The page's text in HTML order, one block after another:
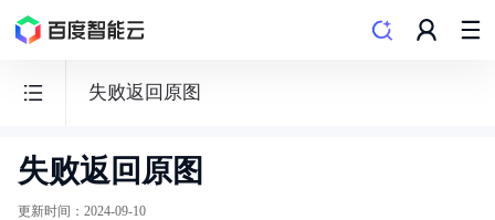
失败返回原图
BOS
对
失败返回原图
更新时间 ： 2024-09-10